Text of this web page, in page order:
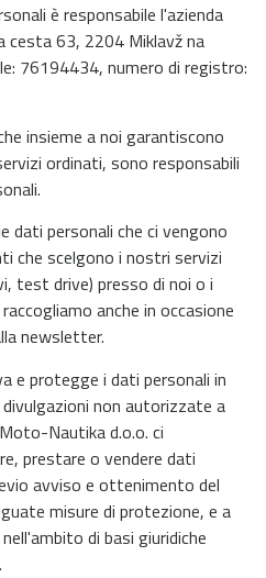
è responsabile l'azienda
cesta 63, 2204 Miklavž na
76194434, numero di registro:
insieme a noi garantiscono
ordinati, sono responsabili
dati personali che ci vengono
che scelgono i nostri servizi
test drive) presso di noi o i
anche in occasione
newsletter.
e protegge i dati personali in
non autorizzate a
Nautika d.o.o. ci
prestare o vendere dati
avviso e ottenimento del
misure di protezione, e a
di basi giuridiche